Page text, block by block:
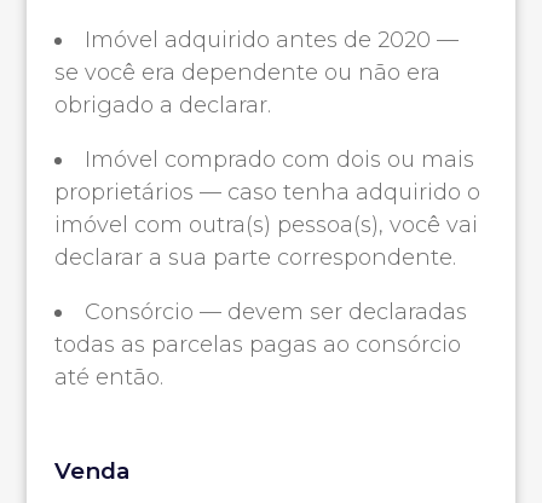
Imóvel adquirido antes de 2020 —
se você era dependente ou não era
obrigado a declarar.
Imóvel comprado com dois ou mais
proprietários — caso tenha adquirido o
imóvel com outra(s) pessoa(s), você vai
declarar a sua parte correspondente.
Consórcio — devem ser declaradas
todas as parcelas pagas ao consórcio
até então.
Venda